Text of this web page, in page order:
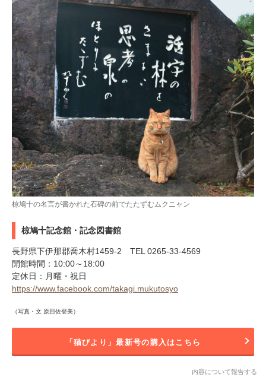
椋鳩十の名言が書かれた石碑の前でたたずむムクニャン
椋鳩十記念館・記念図書館
長野県下伊那郡喬木村1459-2 TEL 0265-33-4569
開館時間：10:00～18:00
定休日：月曜・祝日
https://www.facebook.com/takagi.mukutosyo
（写真・文 原田佐登美）
「猫びより」最新号の購入はこちら
内容について報告する